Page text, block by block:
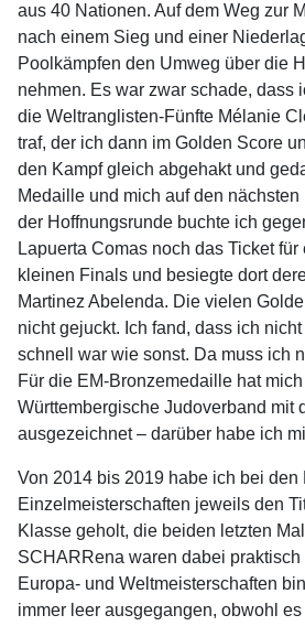
aus 40 Nationen. Auf dem Weg zur
nach einem Sieg und einer
Poolkämpfen den Umweg über die
nehmen. Es war zwar schade, dass
die Weltranglisten-Fünfte Mélanie
traf, der ich dann im Golden Score
den Kampf gleich abgehakt und
Medaille und mich auf den nächsten
der Hoffnungsrunde buchte ich
Lapuerta Comas noch das Ticket
kleinen Finals und besiegte dort
Martinez Abelenda. Die vielen
nicht gejuckt. Ich fand, dass ich
schnell war wie sonst. Da muss ich
Für die EM-Bronzemedaille hat
Württembergische Judoverband mit
ausgezeichnet – darüber habe ich
Von 2014 bis 2019 habe ich bei den
Einzelmeisterschaften jeweils den
Klasse geholt, die beiden letzten
SCHARRena waren dabei
Europa- und Weltmeisterschaften
immer leer ausgegangen, obwohl